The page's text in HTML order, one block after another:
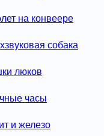
на конвеере
собака
люков
часы
и железо